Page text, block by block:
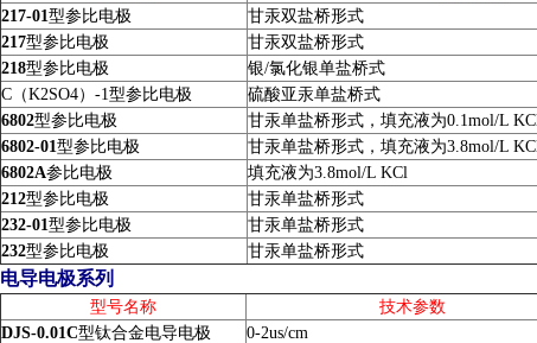
217-01型参比电极 甘汞双盐桥形式
217型参比电极 甘汞双盐桥形式
218型参比电极 银/氯化银单盐桥式
C （K2SO4） -1型参比电极 硫酸亚汞单盐桥式
6802型参比电极 甘汞单盐桥形式，填充液为0.1mol/L
6802-01型参比电极 甘汞单盐桥形式，填充液为3.8mol/L
6802A参比电极 填充液为3.8mol/L KCl
212型参比电极 甘汞单盐桥形式
232-01型参比电极 甘汞单盐桥形式
232型参比电极 甘汞单盐桥形式
电导电极系列
型号名称 技术参数
DJS-0.01C型钛合金电导电极 0-2us/cm